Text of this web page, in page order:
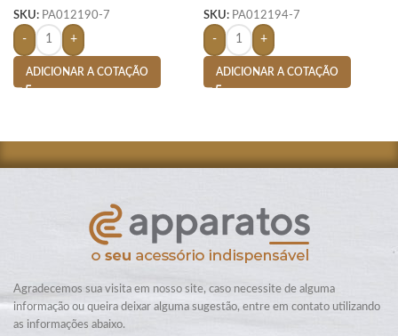
SKU: PA012190-7
- +
ADICIONAR A COTAÇÃO
SKU: PA012194-7
- +
ADICIONAR A COTAÇÃO
Agradecemos sua visita em nosso site, caso necessite de alguma
informação ou queira deixar alguma sugestão, entre em contato utilizando
as informações abaixo.